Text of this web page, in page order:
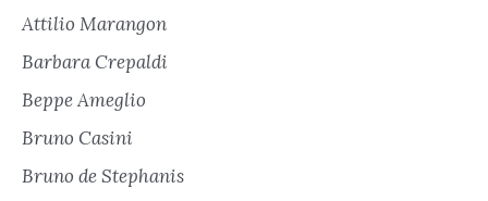
Attilio Marangon
Barbara Crepaldi
Beppe Ameglio
Bruno Casini
Bruno de Stephanis